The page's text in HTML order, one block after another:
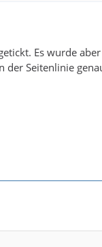
Es wurde
Seitenlinie